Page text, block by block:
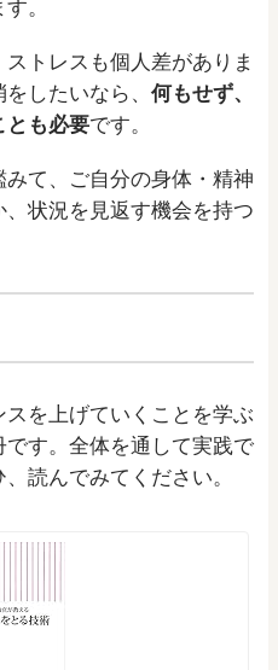
。
トレスも個人差がありま
したいなら、 何もせず、
とも必要です。
て、ご自分の身体・精神
状況を見返す機会を持つ
を上げていくことを学ぶ
す。全体を通して実践で
読んでみてください。